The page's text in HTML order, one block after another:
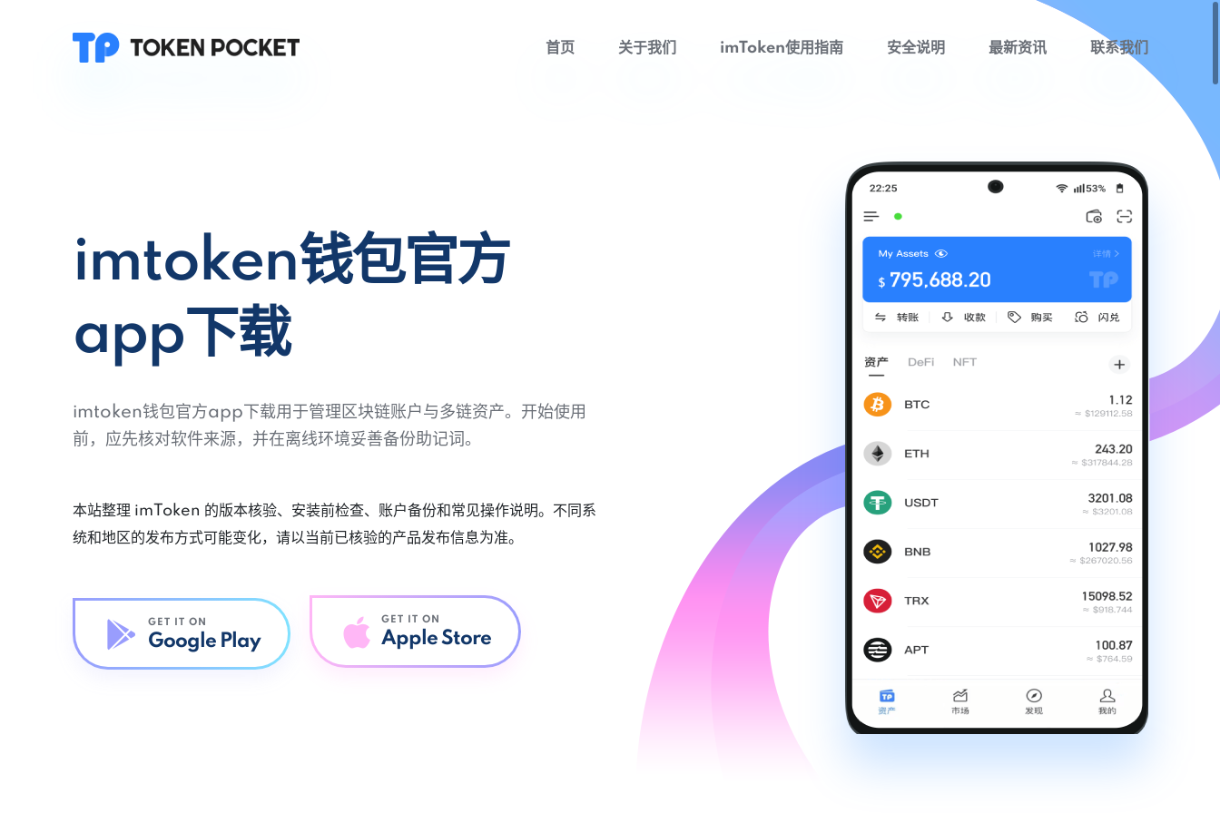
首页 关于我们 imToken使用指南 安全说明 最新资讯 联系我们
imtoken钱包官方
app下载
imtoken钱包官方app下载用于管理区块链账户与多链资产。开始使用
前，应先核对软件来源，并在离线环境妥善备份助记词。
本站整理 imToken 的版本核验、安装前检查、账户备份和常见操作说明。不同系
统和地区的发布方式可能变化，请以当前已核验的产品发布信息为准。
GET IT ON
Google Play
GET IT ON
Apple Store